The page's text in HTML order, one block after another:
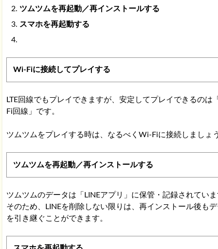
ツムツムを再起動／再インストールする
スマホを再起動する
Wi-Fiに接続してプレイする
LTE回線でもプレイできますが、安定してプレイできるのは
Fi回線」です。
ツムツムをプレイする時は、なるべくWi-Fiに接続しましょ
ツムツムを再起動／再インストールする
ツムツムのデータは「LINEアプリ」に保管・記録されてい
そのため、LINEを削除しない限りは、再インストール後も
を引き継ぐことができます。